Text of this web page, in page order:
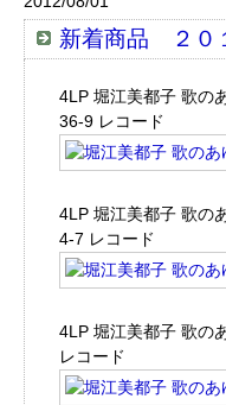
新着商品 ２０
4LP 堀江美都子 歌の
36-9 レコード
4LP 堀江美都子 歌の
4-7 レコード
4LP 堀江美都子 歌の
レコード